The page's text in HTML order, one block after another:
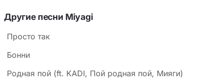
Другие песни Miyagi
Просто так
Бонни
Родная пой (ft. KADI, Пой родная пой, Мияги)